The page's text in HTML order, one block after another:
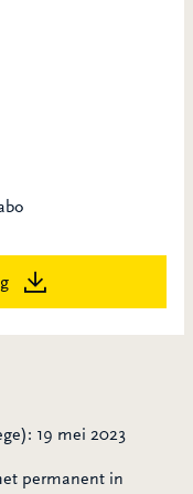
19 mei 2023
permanent in